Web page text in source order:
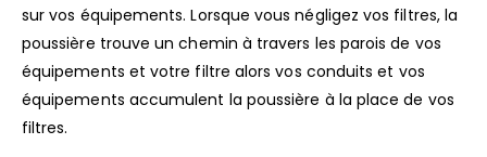
sur vos équipements. Lorsque vous négligez vos filtres, la
poussière trouve un chemin à travers les parois de vos
équipements et votre filtre alors vos conduits et vos
équipements accumulent la poussière à la place de vos
filtres.